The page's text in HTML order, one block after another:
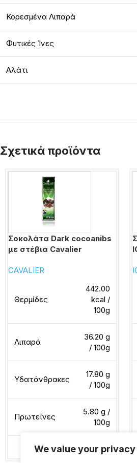
We value your privacy
Κορεσμένα Λιπαρά
Φυτικές Ίνες
Αλάτι
Σχετικά προϊόντα
Σοκολάτα Dark cocoanibs
με στέβια Cavalier
CAVALIER
Θερμίδες
442.00
kcal /
100g
Λιπαρά
36.20 g
/ 100g
Υδατάνθρακες
17.80 g
/ 100g
Πρωτεΐνες
5.80 g /
100g